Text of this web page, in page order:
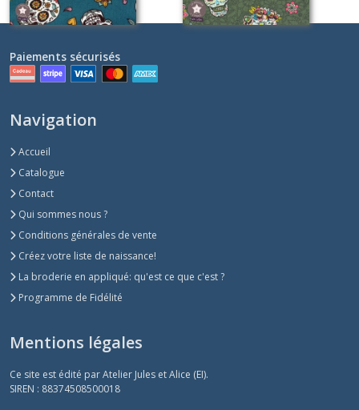
Paiements sécurisés
Navigation
Accueil
Catalogue
Contact
Qui sommes nous ?
Conditions générales de vente
Créez votre liste de naissance!
La broderie en appliqué: qu'est ce que c'est ?
Programme de Fidélité
Mentions légales
Ce site est édité par Atelier Jules et Alice (EI).
SIREN : 88374508500018